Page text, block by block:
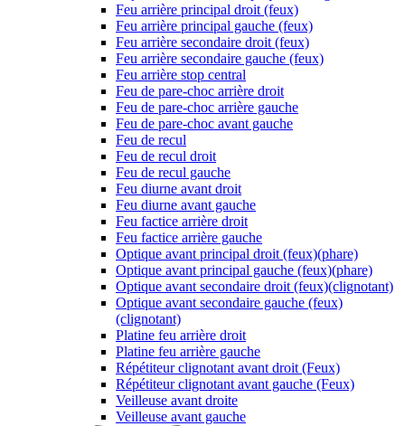
Feu arrière principal droit (feux)
Feu arrière principal gauche (feux)
Feu arrière secondaire droit (feux)
Feu arrière secondaire gauche (feux)
Feu arrière stop central
Feu de pare-choc arrière droit
Feu de pare-choc arrière gauche
Feu de pare-choc avant gauche
Feu de recul
Feu de recul droit
Feu de recul gauche
Feu diurne avant droit
Feu diurne avant gauche
Feu factice arrière droit
Feu factice arrière gauche
Optique avant principal droit (feux)(phare)
Optique avant principal gauche (feux)(phare)
Optique avant secondaire droit (feux)(clignotant)
Optique avant secondaire gauche (feux)
(clignotant)
Platine feu arrière droit
Platine feu arrière gauche
Répétiteur clignotant avant droit (Feux)
Répétiteur clignotant avant gauche (Feux)
Veilleuse avant droite
Veilleuse avant gauche